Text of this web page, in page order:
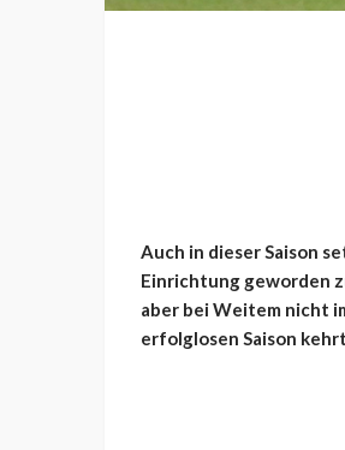
Auch in dieser Saison
Einrichtung geworden
aber bei Weitem nicht
erfolglosen Saison